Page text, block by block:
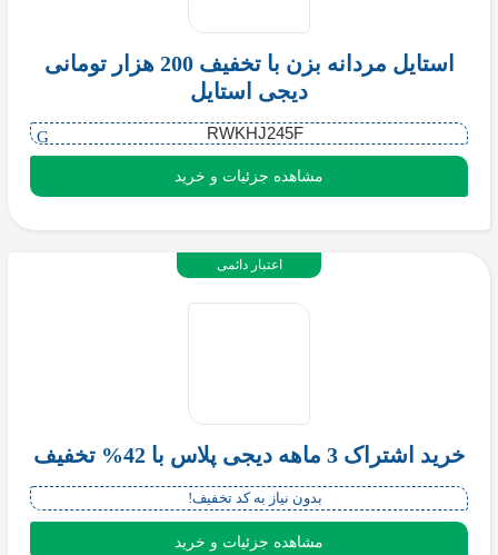
استایل مردانه بزن با تخفیف 200 هزار تومانی
دیجی استایل
RWKHJ245F
مشاهده جزئیات و خرید
خرید اشتراک 3 ماهه دیجی پلاس با 42% تخفیف
بدون نیاز به کد تخفیف!
مشاهده جزئیات و خرید
اعتبار دائمی